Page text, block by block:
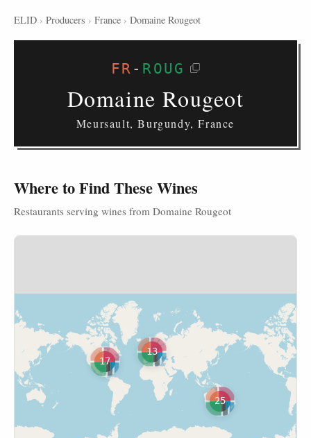
ELID › Producers › France › Domaine Rougeot
FR - ROUG
Domaine Rougeot
Meursault, Burgundy, France
Where to Find These Wines
Restaurants serving wines from Domaine Rougeot
13
25
17